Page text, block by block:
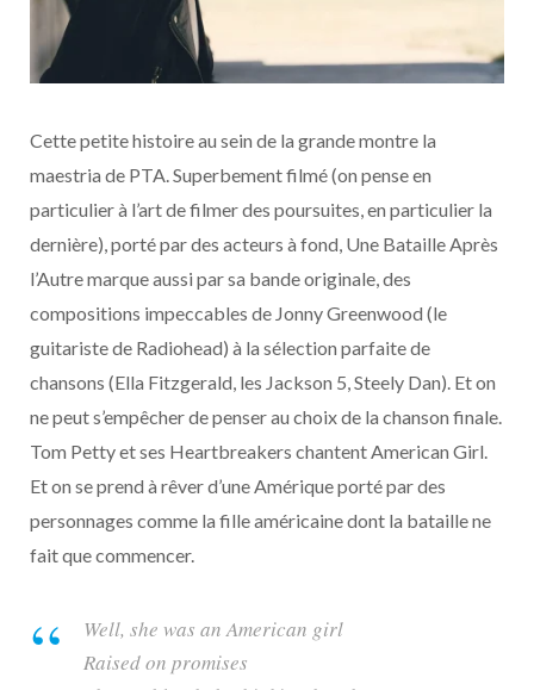
Cette petite histoire au sein de la grande montre la
maestria de PTA. Superbement filmé (on pense en
particulier à l’art de filmer des poursuites, en particulier la
dernière), porté par des acteurs à fond, Une Bataille Après
l’Autre marque aussi par sa bande originale, des
compositions impeccables de Jonny Greenwood (le
guitariste de Radiohead) à la sélection parfaite de
chansons (Ella Fitzgerald, les Jackson 5, Steely Dan). Et on
ne peut s’empêcher de penser au choix de la chanson finale.
Tom Petty et ses Heartbreakers chantent American Girl.
Et on se prend à rêver d’une Amérique porté par des
personnages comme la fille américaine dont la bataille ne
fait que commencer.
Well, she was an American girl
Raised on promises